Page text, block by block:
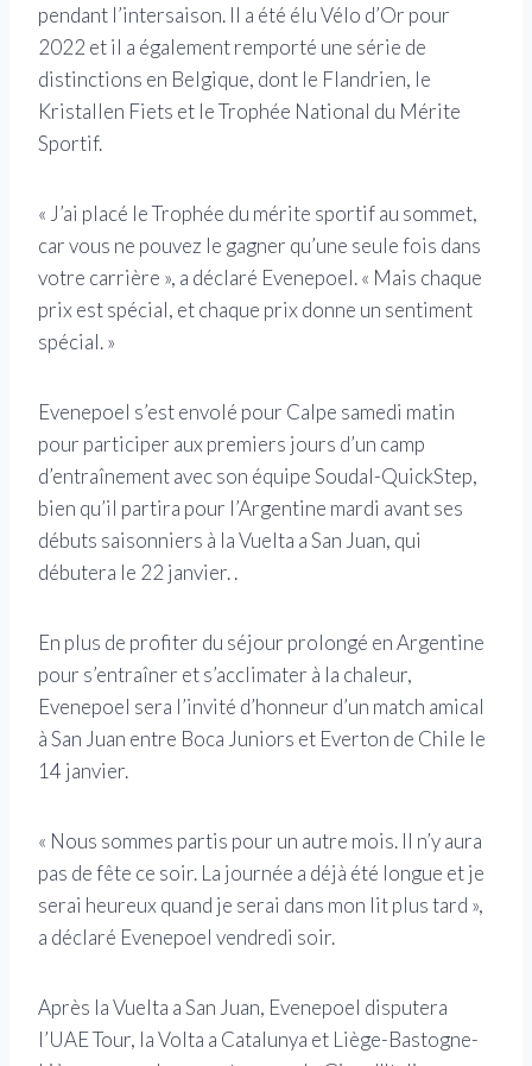
pendant l’intersaison. Il a été élu Vélo d’Or pour
2022 et il a également remporté une série de
distinctions en Belgique, dont le Flandrien, le
Kristallen Fiets et le Trophée National du Mérite
Sportif.
« J’ai placé le Trophée du mérite sportif au sommet,
car vous ne pouvez le gagner qu’une seule fois dans
votre carrière », a déclaré Evenepoel. « Mais chaque
prix est spécial, et chaque prix donne un sentiment
spécial. »
Evenepoel s’est envolé pour Calpe samedi matin
pour participer aux premiers jours d’un camp
d’entraînement avec son équipe Soudal-QuickStep,
bien qu’il partira pour l’Argentine mardi avant ses
débuts saisonniers à la Vuelta a San Juan, qui
débutera le 22 janvier. .
En plus de profiter du séjour prolongé en Argentine
pour s’entraîner et s’acclimater à la chaleur,
Evenepoel sera l’invité d’honneur d’un match amical
à San Juan entre Boca Juniors et Everton de Chile le
14 janvier.
« Nous sommes partis pour un autre mois. Il n’y aura
pas de fête ce soir. La journée a déjà été longue et je
serai heureux quand je serai dans mon lit plus tard »,
a déclaré Evenepoel vendredi soir.
Après la Vuelta a San Juan, Evenepoel disputera
l’UAE Tour, la Volta a Catalunya et Liège-Bastogne-